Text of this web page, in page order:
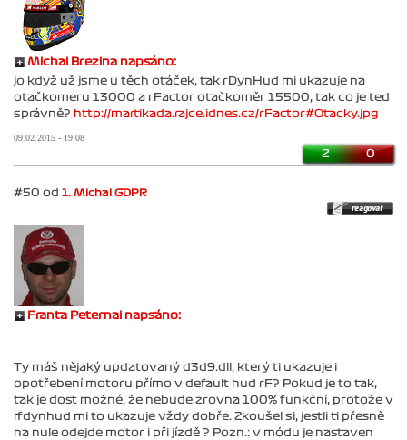
Michal Brezina napsáno:
jo když už jsme u těch otáček, tak rDynHud mi ukazuje na
otačkomeru 13000 a rFactor otačkoměr 15500, tak co je ted
správně? http://martikada.rajce.idnes.cz/rFactor#Otacky.jpg
09.02.2015 - 19:08
2 0
#50 od 1. Michal GDPR
Franta Peternai napsáno:
Ty máš nějaký updatovaný d3d9.dll, který ti ukazuje i
opotřebení motoru přímo v default hud rF? Pokud je to tak,
tak je dost možné, že nebude zrovna 100% funkční, protože v
rfdynhud mi to ukazuje vždy dobře. Zkoušel si, jestli ti přesně
na nule odejde motor i při jízdě ? Pozn.: v módu je nastaven